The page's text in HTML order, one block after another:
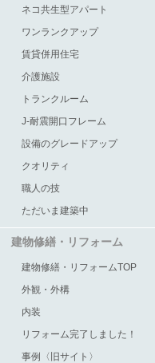
ネコ共生型アパート
ワンランクアップ
賃貸併用住宅
介護施設
トランクルーム
J-耐震開口フレーム
設備のグレードアップ
クオリティ
職人の技
ただいま建築中
建物修繕・リフォーム
建物修繕・リフォームTOP
外観・外構
内装
リフォーム完了しました！
事例〈旧サイト〉